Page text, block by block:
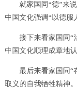
就家国同“德”来说
中国文化强调“以德服
接下来看家国同“治
中国文化顺理成章地
最后来看家国同“存
取义的自我牺牲精神